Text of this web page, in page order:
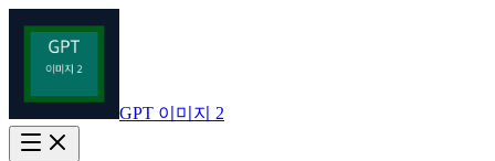
GPT 이미지 2